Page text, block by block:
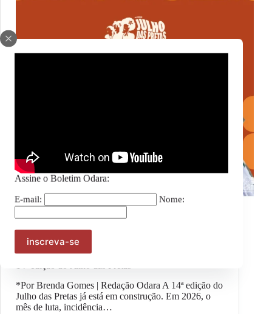
Assine o Boletim Odara:
E-mail: Nome:
Julho das Pretas
Estão abertas as inscrições para a Agenda Coletiva da
14ª edição do Julho das Pretas
*Por Brenda Gomes | Redação Odara A 14ª edição do
Julho das Pretas já está em construção. Em 2026, o
mês de luta, incidência…